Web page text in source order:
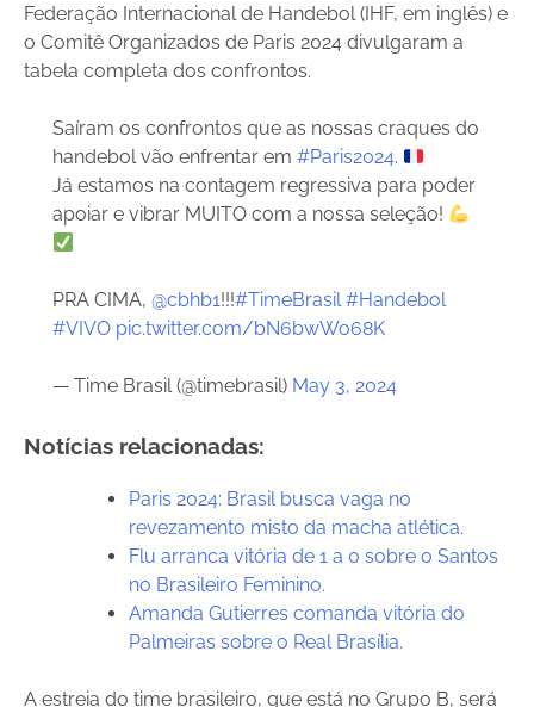
Federação Internacional de Handebol (IHF, em inglês) e
o Comitê Organizados de Paris 2024 divulgaram a
tabela completa dos confrontos.
Saíram os confrontos que as nossas craques do
handebol vão enfrentar em #Paris2024.
Já estamos na contagem regressiva para poder
apoiar e vibrar MUITO com a nossa seleção!
PRA CIMA, @cbhb1!!!#TimeBrasil #Handebol
#VIVO pic.twitter.com/bN6bwWo68K
— Time Brasil (@timebrasil) May 3, 2024
Notícias relacionadas:
Paris 2024: Brasil busca vaga no
revezamento misto da macha atlética.
Flu arranca vitória de 1 a 0 sobre o Santos
no Brasileiro Feminino.
Amanda Gutierres comanda vitória do
Palmeiras sobre o Real Brasília.
A estreia do time brasileiro, que está no Grupo B, será